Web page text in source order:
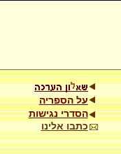
על הספריה
הסדרי נגישות
כתבו אלינו